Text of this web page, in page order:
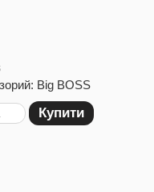
Big BOSS
Купити